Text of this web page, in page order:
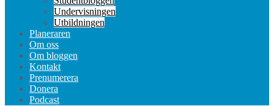
Undervisningen
Utbildningen
Planeraren
Om oss
Om bloggen
Kontakt
Prenumerera
Donera
Podcast